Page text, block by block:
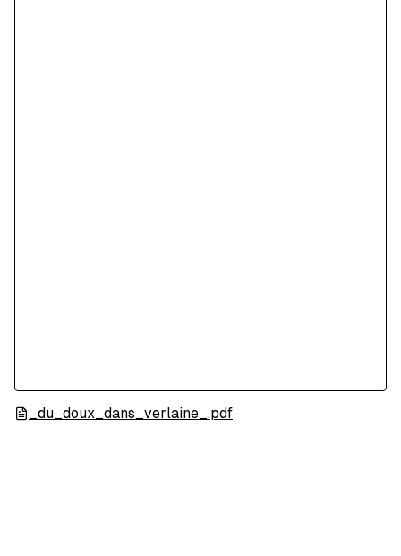
_du_doux_dans_verlaine_.pdf